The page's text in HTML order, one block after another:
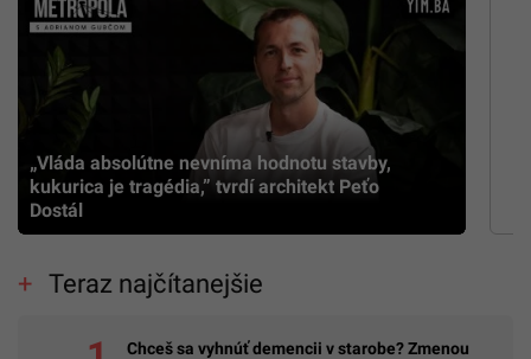
„Vláda absolútne nevníma hodnotu stavby,
kukurica je tragédia,” tvrdí architekt Peťo
Dostál
Teraz najčítanejšie
Chceš sa vyhnúť demencii v starobe? Zmenou